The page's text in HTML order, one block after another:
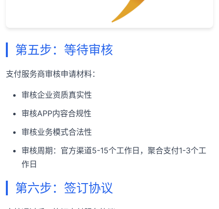
第五步：等待审核
支付服务商审核申请材料：
审核企业资质真实性
审核APP内容合规性
审核业务模式合法性
审核周期：官方渠道5-15个工作日，聚合支付1-3个工
作日
第六步：签订协议